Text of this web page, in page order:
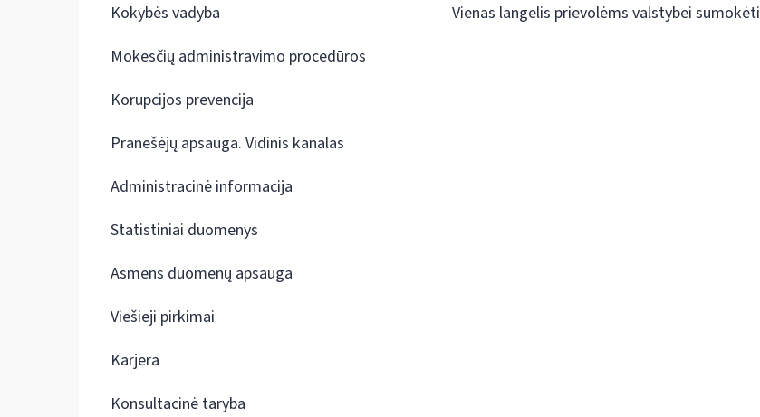
Kokybės vadyba
Mokesčių administravimo procedūros
Korupcijos prevencija
Pranešėjų apsauga. Vidinis kanalas
Administracinė informacija
Statistiniai duomenys
Asmens duomenų apsauga
Viešieji pirkimai
Karjera
Konsultacinė taryba
Vienas langelis prievolėms valstybei sumokėti